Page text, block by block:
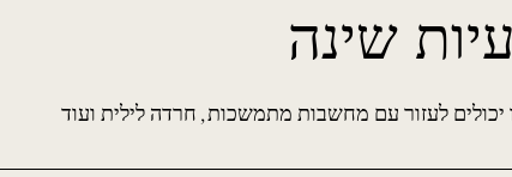
שינה
לעזור עם מחשבות מתמשכות, חרדה לילית ועוד